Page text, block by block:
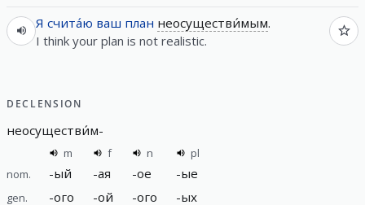
Я счита́ю ваш план неосуществи́мым.
I think your plan is not realistic.
DECLENSION
неосуществи́м-
m f n
pl
nom.
-ый -ая -ое -ые
gen. -ого -ой -ого -ых